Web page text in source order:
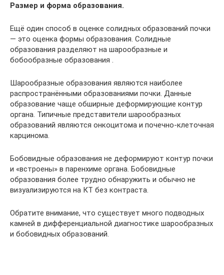
Размер и форма образования.
Ещё один способ в оценке солидных образований почки
— это оценка формы образования. Солидные
образования разделяют на шарообразные и
бобообразные образования .
Шарообразные образования являются наиболее
распространёнными образованиями почки. Данные
образование чаще обширные деформирующие контур
органа. Типичные представители шарообразных
образований являются онкоцитома и почечно-клеточная
карцинома.
Бобовидные образования не деформируют контур почки
и «встроены» в паренхиме органа. Бобовидные
образования более трудно обнаружить и обычно не
визуализируются на КТ без контраста.
Обратите внимание, что существует много подводных
камней в дифференциальной диагностике шарообразных
и бобовидных образований.